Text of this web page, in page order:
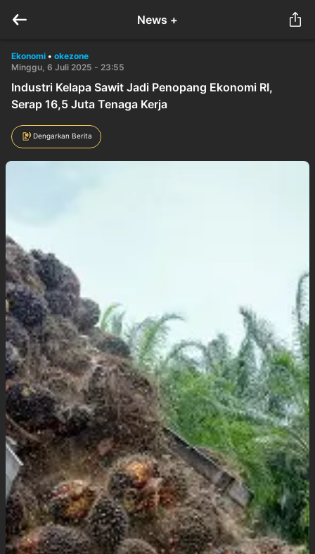
News +
Ekonomi • okezone
Minggu, 6 Juli 2025 - 23:55
Industri Kelapa Sawit Jadi Penopang Ekonomi RI,
Serap 16,5 Juta Tenaga Kerja
Dengarkan Berita